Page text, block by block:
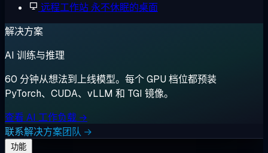
远程工作站 永不休眠的桌面
解决方案
AI 训练与推理
60 分钟从想法到上线模型。每个 GPU 档位都预装
PyTorch、CUDA、vLLM 和 TGI 镜像。
查看 AI 工作负载 →
联系解决方案团队 →